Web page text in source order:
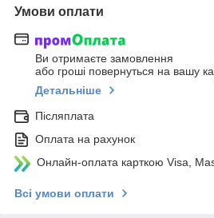
Умови оплати
Ви отримаєте замовлення
або гроші повернуться на вашу
Детальніше
Післяплата
Оплата на рахунок
Онлайн-оплата карткою Visa,
Всі умови оплати